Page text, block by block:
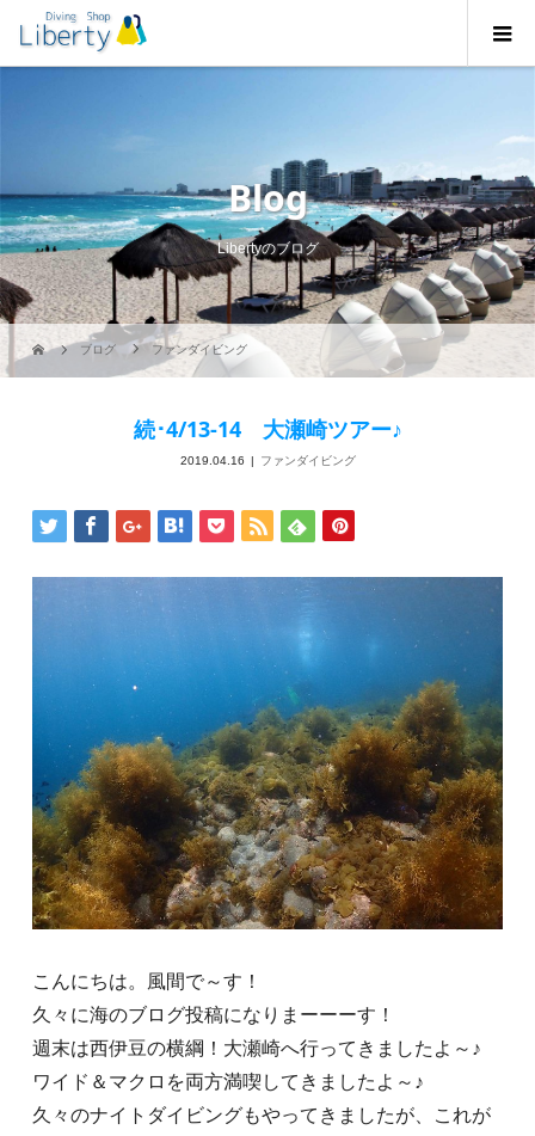
Blog
Libertyのブログ
ブログ ファンダイビング
続･4/13-14 大瀬崎ツアー♪
2019.04.16 ファンダイビング
こんにちは。風間で～す！
久々に海のブログ投稿になりまーーーす！
週末は西伊豆の横綱！大瀬崎へ行ってきましたよ～♪
ワイド＆マクロを両方満喫してきましたよ～♪
久々のナイトダイビングもやってきましたが、これが